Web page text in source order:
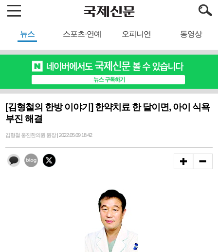
뉴스 스포츠·연예 오피니언 동영상
[김형철의 한방 이야기] 한약치료 한 달이면, 아이 식욕
부진 해결
김형철 웅진한의원 원장 | 2022.05.09 18:42